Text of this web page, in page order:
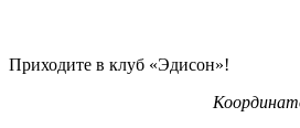
Приходите в клуб «Эдисон»!